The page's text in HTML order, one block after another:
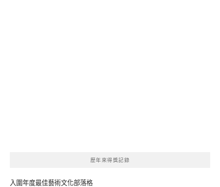
歷年來得獎記錄
入圍年度最佳藝術文化部落格